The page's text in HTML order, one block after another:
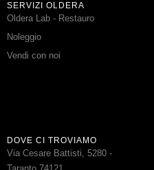
SERVIZI OLDERA
Oldera Lab - Restauro
Noleggio
Vendi con noi
DOVE CI TROVIAMO
Via Cesare Battisti, 5280 -